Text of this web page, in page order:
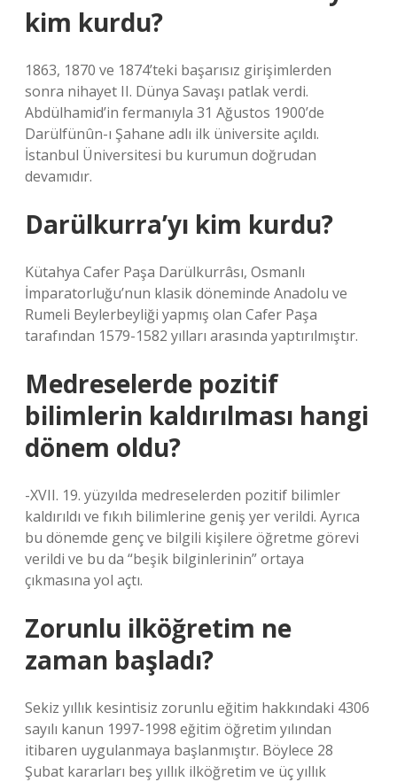
kim kurdu?
1863, 1870 ve 1874’teki başarısız girişimlerden
sonra nihayet II. Dünya Savaşı patlak verdi.
Abdülhamid’in fermanıyla 31 Ağustos 1900’de
Darülfünûn-ı Şahane adlı ilk üniversite açıldı.
İstanbul Üniversitesi bu kurumun doğrudan
devamıdır.
Darülkurra’yı kim kurdu?
Kütahya Cafer Paşa Darülkurrâsı, Osmanlı
İmparatorluğu’nun klasik döneminde Anadolu ve
Rumeli Beylerbeyliği yapmış olan Cafer Paşa
tarafından 1579-1582 yılları arasında yaptırılmıştır.
Medreselerde pozitif
bilimlerin kaldırılması hangi
dönem oldu?
-XVII. 19. yüzyılda medreselerden pozitif bilimler
kaldırıldı ve fıkıh bilimlerine geniş yer verildi. Ayrıca
bu dönemde genç ve bilgili kişilere öğretme görevi
verildi ve bu da “beşik bilginlerinin” ortaya
çıkmasına yol açtı.
Zorunlu ilköğretim ne
zaman başladı?
Sekiz yıllık kesintisiz zorunlu eğitim hakkındaki 4306
sayılı kanun 1997-1998 eğitim öğretim yılından
itibaren uygulanmaya başlanmıştır. Böylece 28
Şubat kararları beş yıllık ilköğretim ve üç yıllık